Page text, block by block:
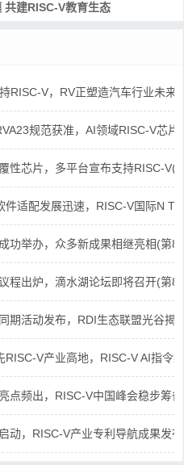
共建RISC-V教育生态
RISC-V，RV正塑造汽车行业未来
规范获准，AI领域RISC-V芯
性芯片，多平台宣布支持RISC-V(
件适配发展迅速，RISC-V国际N
功举办，众多新成果相继亮相(第
程出炉，滴水湖论坛即将召开(第
期活动发布，RDI生态联盟光谷揭
RISC-V产业高地，RISC-V AI指令
点频出，RISC-V中国峰会稳步筹
动，RISC-V产业专利导航成果发